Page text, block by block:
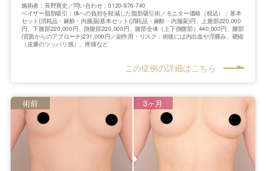
施術者：長野寛史／問い合わせ：0120-976-740
ベイザー脂肪吸引：体への負担を軽減した脂肪吸引術／モニター価格（税込）：基本
セット(消耗品・麻酔・内服薬)基本セット(消耗品・麻酔・内服薬)円、上腹部220,000
円、下腹部220,000円、側腹部220,000円、腹部全体（上下側腹部）440,000円、腰部
(背面からのアプローチ)231,000円／副作用・リスク：術後には内出血や浮腫み、硬縮
（皮膚のツッパリ感）、疼痛など
この症例の詳細はこちら
術前 3ヶ月